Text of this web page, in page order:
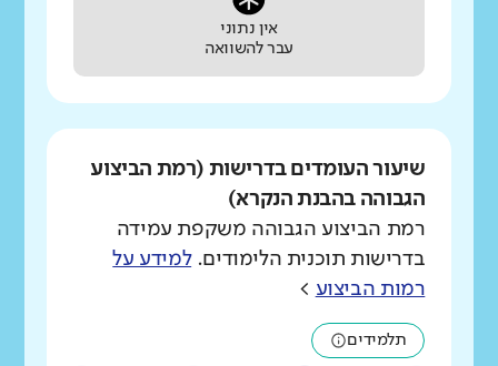
אין נתוני
עבר להשוואה
שיעור העומדים בדרישות (רמת הביצוע
הגבוהה בהבנת הנקרא)
רמת הביצוע הגבוהה משקפת עמידה
בדרישות תוכנית הלימודים.למידע על
רמות הביצוע >
תלמידים